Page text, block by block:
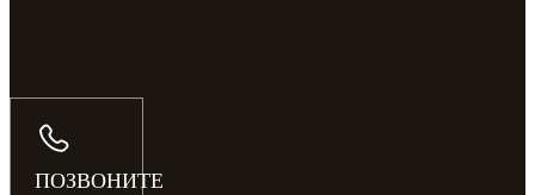
ПОЗВОНИТЕ